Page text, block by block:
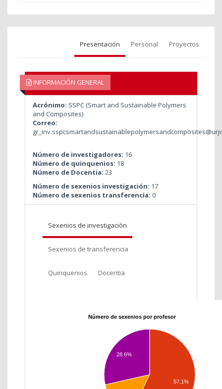
Presentación Personal Proyectos
INFORMACIÓN GENERAL
Acrónimo: SSPC (Smart and Sustainable Polymers
and Composites)
Correo:
Número de investigadores: 16
Número de quinquenios: 18
Número de Docentia: 23
Número de sexenios investigación: 17
Número de sexenios transferencia: 0
Sexenios de investigación
Sexenios de transferencia
Quinquenios Docentia
Número de sexenios por profesor
28.6%
57.1%